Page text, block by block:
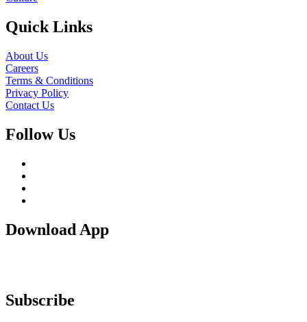
Quick Links
About Us
Careers
Terms & Conditions
Privacy Policy
Contact Us
Follow Us
Download App
Subscribe